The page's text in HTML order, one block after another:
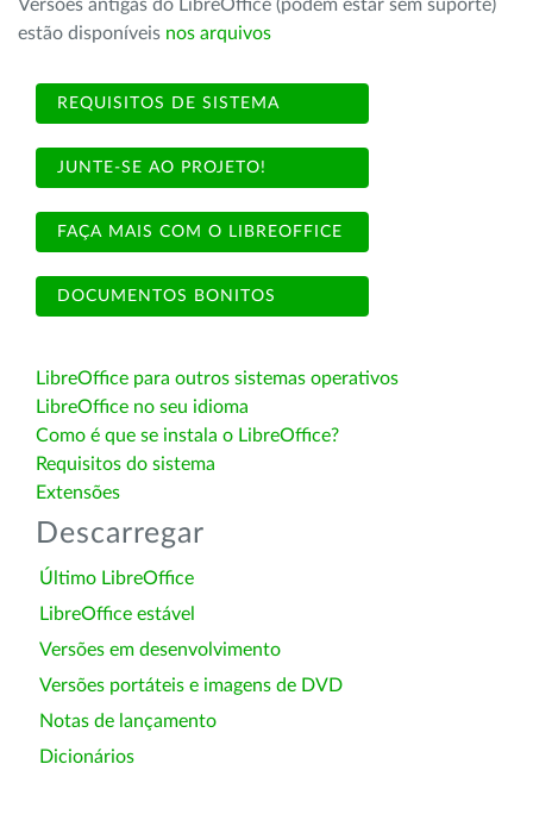
Versões antigas do LibreOffice (podem estar sem suporte)
estão disponíveis nos arquivos
REQUISITOS DE SISTEMA
JUNTE-SE AO PROJETO!
FAÇA MAIS COM O LIBREOFFICE
DOCUMENTOS BONITOS
LibreOffice para outros sistemas operativos
LibreOffice no seu idioma
Como é que se instala o LibreOffice?
Requisitos do sistema
Extensões
Descarregar
Último LibreOffice
LibreOffice estável
Versões em desenvolvimento
Versões portáteis e imagens de DVD
Notas de lançamento
Dicionários